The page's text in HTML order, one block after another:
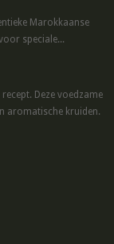
Marokkaanse
speciale...
Deze voedzame
aromatische kruiden.